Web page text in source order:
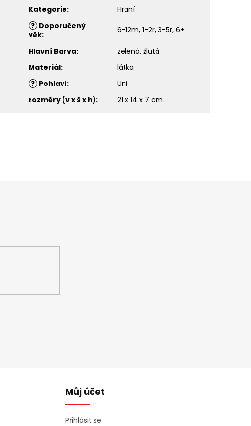
Kategorie:
Hraní
? Doporučený
věk: 6-12m, 1-2r, 3-5r, 6+
Hlavní Barva:
zelená, žlutá
Materiál:
látka
? Pohlaví:
Uni
rozměry (v x š x h): 21 x 14 x 7 cm
Můj účet
Přihlásit se